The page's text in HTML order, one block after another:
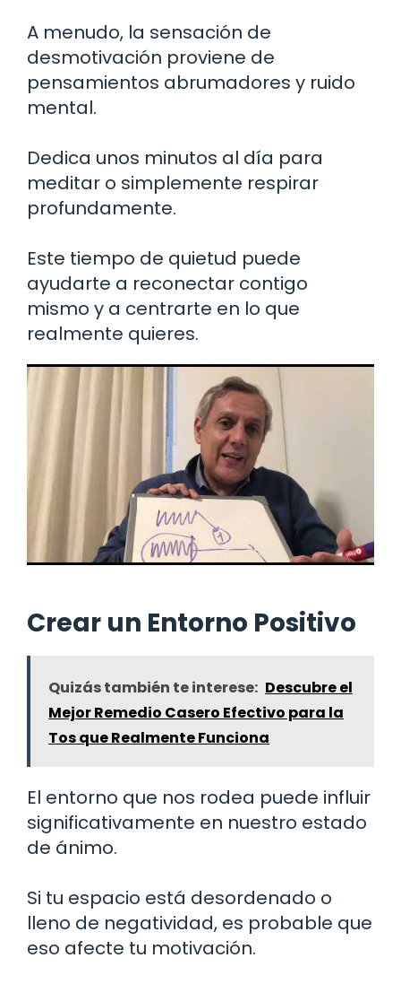
A menudo, la sensación de
desmotivación proviene de
pensamientos abrumadores y ruido
mental.
Dedica unos minutos al día para
meditar o simplemente respirar
profundamente.
Este tiempo de quietud puede
ayudarte a reconectar contigo
mismo y a centrarte en lo que
realmente quieres.
Crear un Entorno Positivo
Quizás también te interese: Descubre el
Mejor Remedio Casero Efectivo para la
Tos que Realmente Funciona
El entorno que nos rodea puede influir
significativamente en nuestro estado
de ánimo.
Si tu espacio está desordenado o
lleno de negatividad, es probable que
eso afecte tu motivación.